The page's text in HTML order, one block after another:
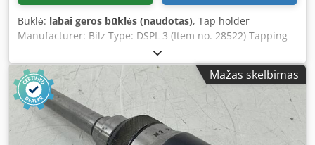
Būklė: labai geros būklės (naudotas), Tap holder
Manufacturer: Bilz Type: DSPL 3 (Item no. 28522) Tapping
capacity: M9 – M24 Maximum shank diameter: 18 mm
Length compensation: approx. 10 mm Crsdpfx Aot R
Tbgophof Overall length: 285 mm Weight: 5.5 kgMažas skelbimas